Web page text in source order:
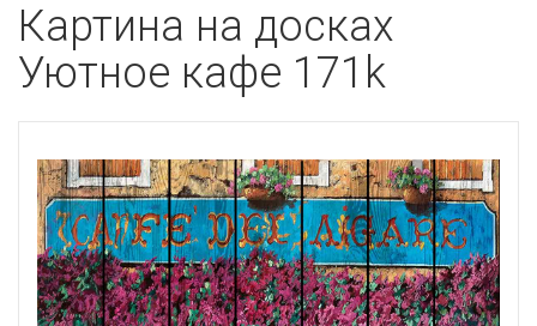
Картина на досках
Уютное кафе 171k